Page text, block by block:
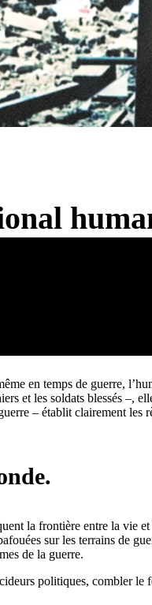
en temps de guerre,
et les soldats blessés –,
– établit clairement les
la frontière entre la vie
sur les terrains de
de la guerre.
politiques, combler le